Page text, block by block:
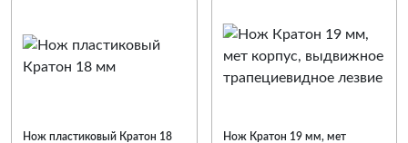
Нож пластиковый Кратон 18
Нож Кратон 19 мм, мет